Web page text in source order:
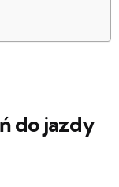
do jazdy